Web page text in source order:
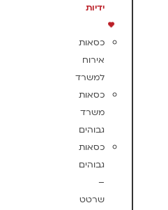
ידיות
כסאות
אירוח
למשרד
כסאות
משרד
גבוהים
כסאות
גבוהים
–
שרטט